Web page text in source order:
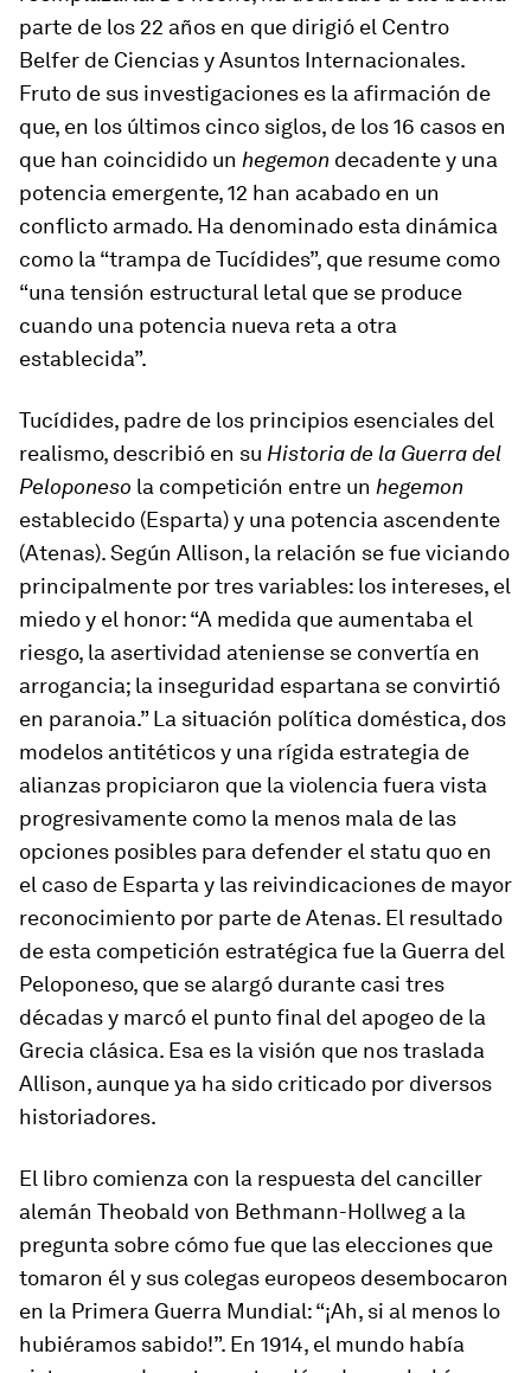
parte de los 22 años en que dirigió el Centro
Belfer de Ciencias y Asuntos Internacionales.
Fruto de sus investigaciones es la afirmación de
que, en los últimos cinco siglos, de los 16 casos en
que han coincidido un hegemon decadente y una
potencia emergente, 12 han acabado en un
conflicto armado. Ha denominado esta dinámica
como la “trampa de Tucídides”, que resume como
“una tensión estructural letal que se produce
cuando una potencia nueva reta a otra
establecida”.
Tucídides, padre de los principios esenciales del
realismo, describió en su Historia de la Guerra del
Peloponeso la competición entre un hegemon
establecido (Esparta) y una potencia ascendente
(Atenas). Según Allison, la relación se fue viciando
principalmente por tres variables: los intereses, el
miedo y el honor: “A medida que aumentaba el
riesgo, la asertividad ateniense se convertía en
arrogancia; la inseguridad espartana se convirtió
en paranoia.” La situación política doméstica, dos
modelos antitéticos y una rígida estrategia de
alianzas propiciaron que la violencia fuera vista
progresivamente como la menos mala de las
opciones posibles para defender el statu quo en
el caso de Esparta y las reivindicaciones de mayor
reconocimiento por parte de Atenas. El resultado
de esta competición estratégica fue la Guerra del
Peloponeso, que se alargó durante casi tres
décadas y marcó el punto final del apogeo de la
Grecia clásica. Esa es la visión que nos traslada
Allison, aunque ya ha sido criticado por diversos
historiadores.
El libro comienza con la respuesta del canciller
alemán Theobald von Bethmann-Hollweg a la
pregunta sobre cómo fue que las elecciones que
tomaron él y sus colegas europeos desembocaron
en la Primera Guerra Mundial: “¡Ah, si al menos lo
hubiéramos sabido!”. En 1914, el mundo había